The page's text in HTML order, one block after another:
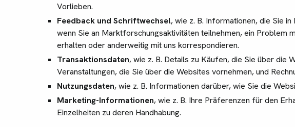
Vorlieben.
Feedback und Schriftwechsel, wie z. B. Informationen, die Sie
wenn Sie an Marktforschungsaktivitäten teilnehmen, ein Problem
erhalten oder anderweitig mit uns korrespondieren.
Transaktionsdaten, wie z. B. Details zu Käufen, die Sie über die
Veranstaltungen, die Sie über die Websites vornehmen, und
Nutzungsdaten, wie z. B. Informationen darüber, wie Sie die
Marketing-Informationen, wie z. B. Ihre Präferenzen für den
Einzelheiten zu deren Handhabung.